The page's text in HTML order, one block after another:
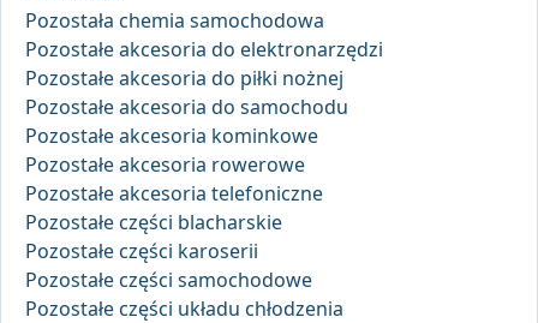
Pozostała chemia samochodowa
Pozostałe akcesoria do elektronarzędzi
Pozostałe akcesoria do piłki nożnej
Pozostałe akcesoria do samochodu
Pozostałe akcesoria kominkowe
Pozostałe akcesoria rowerowe
Pozostałe akcesoria telefoniczne
Pozostałe części blacharskie
Pozostałe części karoserii
Pozostałe części samochodowe
Pozostałe części układu chłodzenia